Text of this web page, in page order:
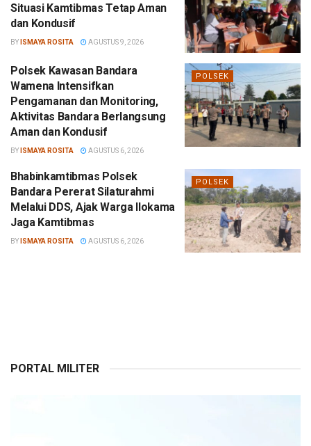
Situasi Kamtibmas Tetap Aman
dan Kondusif
BY ISMAYA ROSITA AGUSTUS 9, 2026
POLSEK
Polsek Kawasan Bandara
Wamena Intensifkan
Pengamanan dan Monitoring,
Aktivitas Bandara Berlangsung
Aman dan Kondusif
BY ISMAYA ROSITA AGUSTUS 6, 2026
POLSEK
Bhabinkamtibmas Polsek
Bandara Pererat Silaturahmi
Melalui DDS, Ajak Warga Ilokama
Jaga Kamtibmas
BY ISMAYA ROSITA AGUSTUS 6, 2026
PORTAL MILITER